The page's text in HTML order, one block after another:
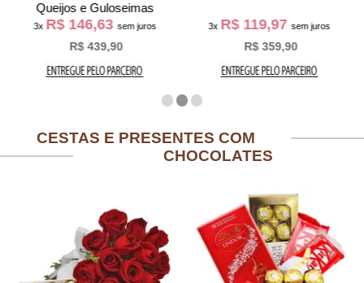
Queijos e Guloseimas
3x R$ 146,63 sem juros
R$ 439,90
3x R$ 119,97sem juros
R$ 359,90
CESTAS E PRESENTES COM
CHOCOLATES